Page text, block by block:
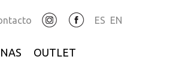
ES EN
OUTLET